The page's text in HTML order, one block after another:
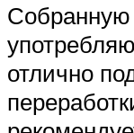
отлично